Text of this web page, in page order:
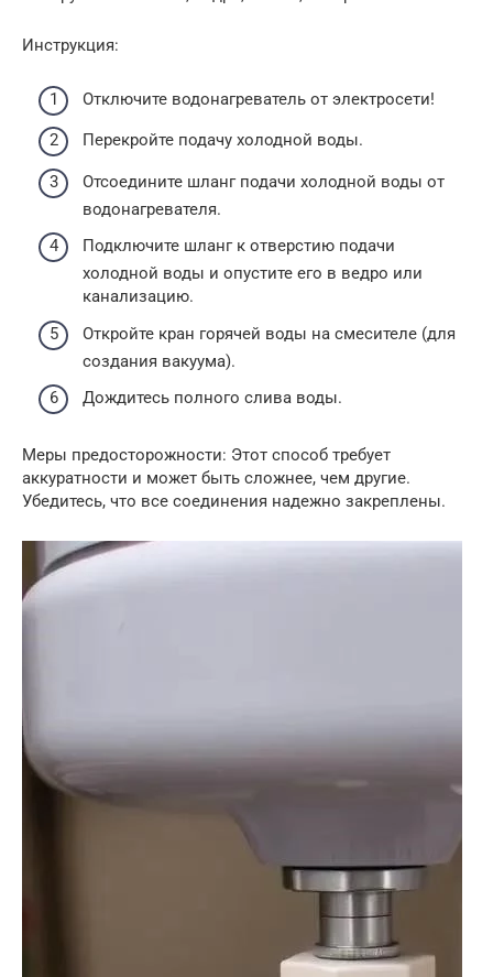
Инструкция:
Отключите водонагреватель от электросети!
Перекройте подачу холодной воды.
Отсоедините шланг подачи холодной воды от
водонагревателя.
Подключите шланг к отверстию подачи
холодной воды и опустите его в ведро или
канализацию.
Откройте кран горячей воды на смесителе (для
создания вакуума).
Дождитесь полного слива воды.
Меры предосторожности: Этот способ требует
аккуратности и может быть сложнее, чем другие.
Убедитесь, что все соединения надежно закреплены.